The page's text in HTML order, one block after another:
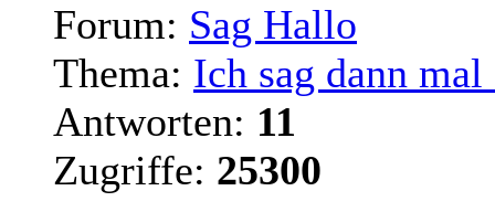
Forum: Sag Hallo
Thema: Ich sag dann
Antworten: 11
Zugriffe: 25300